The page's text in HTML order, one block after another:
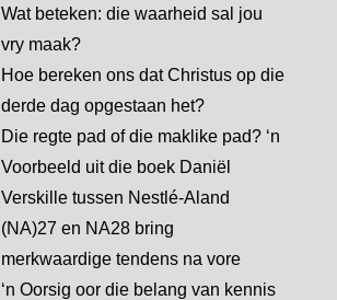
Wat beteken: die waarheid sal jou
vry maak?
Hoe bereken ons dat Christus op die
derde dag opgestaan het?
Die regte pad of die maklike pad? ‘n
Voorbeeld uit die boek Daniël
Verskille tussen Nestlé-Aland
(NA)27 en NA28 bring
merkwaardige tendens na vore
‘n Oorsig oor die belang van kennis